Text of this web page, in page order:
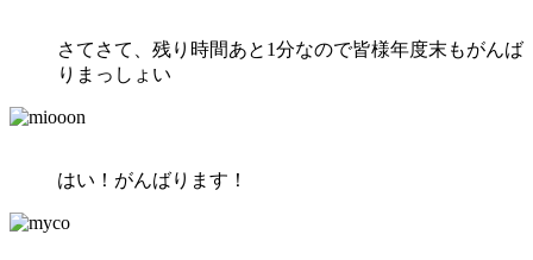
さてさて、残り時間あと1分なので皆様年度末もがんば
りまっしょい
はい！がんばります！